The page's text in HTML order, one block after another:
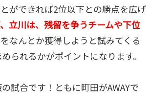
ができれば2位以下との勝点を広げ
立川は、残留を争うチームや下位
なんとか獲得しようと試みてくる
られるかがポイントになります。
試合です！ともに町田がAWAYで